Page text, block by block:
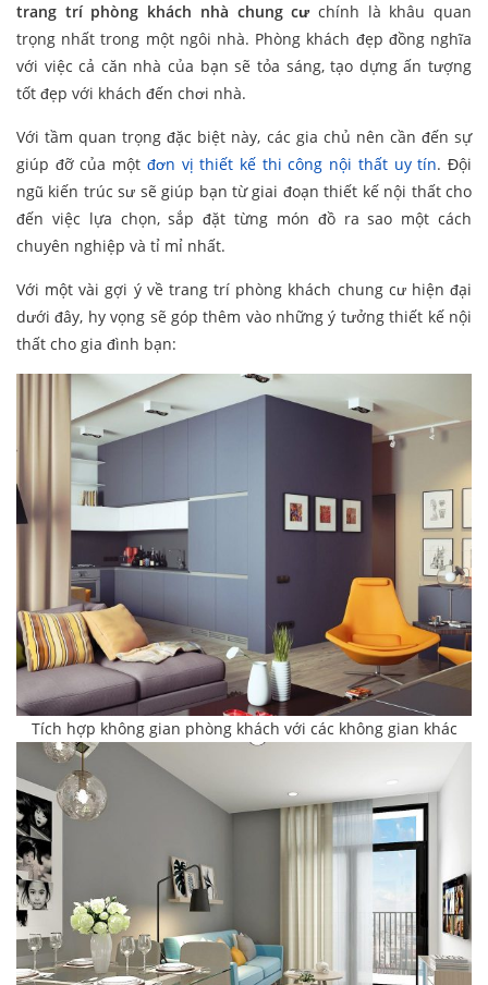
trang trí phòng khách nhà chung cưchính là khâu quan
trọng nhất trong một ngôi nhà. Phòng khách đẹp đồng nghĩa
với việc cả căn nhà của bạn sẽ tỏa sáng, tạo dựng ấn tượng
tốt đẹp với khách đến chơi nhà.
Với tầm quan trọng đặc biệt này, các gia chủ nên cần đến sự
giúp đỡ của một đơn vị thiết kế thi công nội thất uy tín. Đội
ngũ kiến trúc sư sẽ giúp bạn từ giai đoạn thiết kế nội thất cho
đến việc lựa chọn, sắp đặt từng món đồ ra sao một cách
chuyên nghiệp và tỉ mỉ nhất.
Với một vài gợi ý về trang trí phòng khách chung cư hiện đại
dưới đây, hy vọng sẽ góp thêm vào những ý tưởng thiết kế nội
thất cho gia đình bạn:
Tích hợp không gian phòng khách với các không gian khác